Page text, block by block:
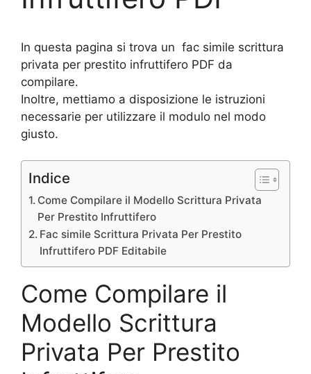
In questa pagina si trova un fac simile scrittura
privata per prestito infruttifero PDF da
compilare.
Inoltre, mettiamo a disposizione le istruzioni
necessarie per utilizzare il modulo nel modo
giusto.
Indice
Come Compilare il Modello Scrittura Privata
Per Prestito Infruttifero
Fac simile Scrittura Privata Per Prestito
Infruttifero PDF Editabile
Come Compilare il
Modello Scrittura
Privata Per Prestito